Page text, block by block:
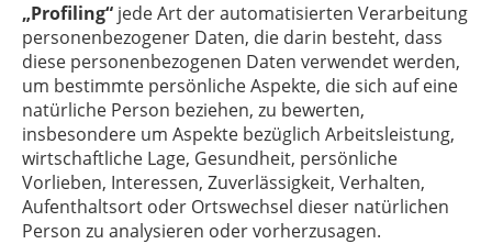
„Profiling“ jede Art der automatisierten Verarbeitung
personenbezogener Daten, die darin besteht, dass
diese personenbezogenen Daten verwendet werden,
um bestimmte persönliche Aspekte, die sich auf eine
natürliche Person beziehen, zu bewerten,
insbesondere um Aspekte bezüglich Arbeitsleistung,
wirtschaftliche Lage, Gesundheit, persönliche
Vorlieben, Interessen, Zuverlässigkeit, Verhalten,
Aufenthaltsort oder Ortswechsel dieser natürlichen
Person zu analysieren oder vorherzusagen.